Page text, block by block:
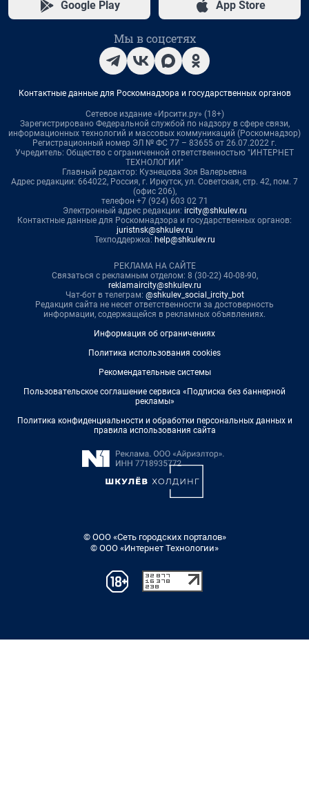
Google Play App Store
Мы в соцсетях
Контактные данные для Роскомнадзора и государственных органов
Сетевое издание «Ирсити.ру» (18+)
Зарегистрировано Федеральной службой по надзору в сфере связи,
информационных технологий и массовых коммуникаций (Роскомнадзор)
Регистрационный номер ЭЛ № ФС 77 – 83655 от 26.07.2022 г.
Учредитель: Общество с ограниченной ответственностью "ИНТЕРНЕТ
ТЕХНОЛОГИИ"
Главный редактор: Кузнецова Зоя Валерьевна
Адрес редакции: 664022, Россия, г. Иркутск, ул. Советская, стр. 42, пом. 7
(офис 206),
телефон +7 (924) 603 02 71
Электронный адрес редакции: ircity@shkulev.ru
Контактные данные для Роскомнадзора и государственных органов:
juristnsk@shkulev.ru
Техподдержка: help@shkulev.ru
РЕКЛАМА НА САЙТЕ
Связаться с рекламным отделом: 8 (30-22) 40-08-90,
reklamaircity@shkulev.ru
Чат-бот в телеграм: @shkulev_social_ircity_bot
Редакция сайта не несет ответственности за достоверность
информации, содержащейся в рекламных объявлениях.
Информация об ограничениях
Политика использования cookies
Рекомендательные системы
Пользовательское соглашение сервиса «Подписка без баннерной
рекламы»
Политика конфиденциальности и обработки персональных данных и
правила использования сайта
© ООО «Сеть городских порталов»
© ООО «Интернет Технологии»